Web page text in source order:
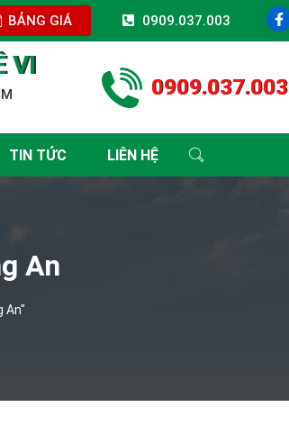
BẢNG GIÁ 0909.037.003
VI
0909.037.003
TIN TỨC LIÊN HỆ
An
An"